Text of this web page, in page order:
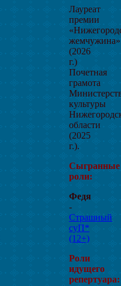
Лауреат
премии
жемчужина»
(2026
г.)
Почетная
грамота
культуры
области
(2025
г.).
Сыгранные
роли:
Федя
-
Страшный
суП*
(12+)
Роли
идущего
репертуара: